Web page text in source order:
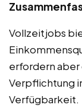
Vollzeitjobs
erfordern
Verpflichtung
Verfügbarkeit.